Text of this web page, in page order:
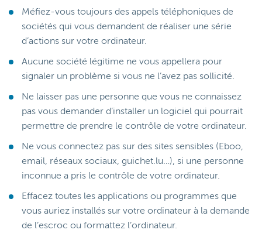
Méfiez-vous toujours des appels téléphoniques de
sociétés qui vous demandent de réaliser une série
d’actions sur votre ordinateur.
Aucune société légitime ne vous appellera pour
signaler un problème si vous ne l’avez pas sollicité.
Ne laisser pas une personne que vous ne connaissez
pas vous demander d’installer un logiciel qui pourrait
permettre de prendre le contrôle de votre ordinateur.
Ne vous connectez pas sur des sites sensibles (Eboo,
email, réseaux sociaux, guichet.lu…), si une personne
inconnue a pris le contrôle de votre ordinateur.
Effacez toutes les applications ou programmes que
vous auriez installés sur votre ordinateur à la demande
de l’escroc ou formattez l’ordinateur.